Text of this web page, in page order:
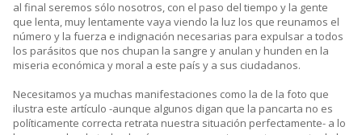
al final seremos sólo nosotros, con el paso del tiempo y la gente
que lenta, muy lentamente vaya viendo la luz los que reunamos el
número y la fuerza e indignación necesarias para expulsar a todos
los parásitos que nos chupan la sangre y anulan y hunden en la
miseria económica y moral a este país y a sus ciudadanos.
Necesitamos ya muchas manifestaciones como la de la foto que
ilustra este artículo -aunque algunos digan que la pancarta no es
políticamente correcta retrata nuestra situación perfectamente- a lo